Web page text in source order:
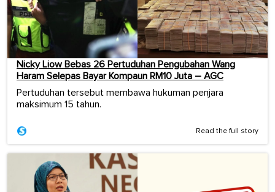
Nicky Liow Bebas 26 Pertuduhan Pengubahan Wang
Haram Selepas Bayar Kompaun RM10 Juta – AGC
Pertuduhan tersebut membawa hukuman penjara
maksimum 15 tahun.
Read the full story